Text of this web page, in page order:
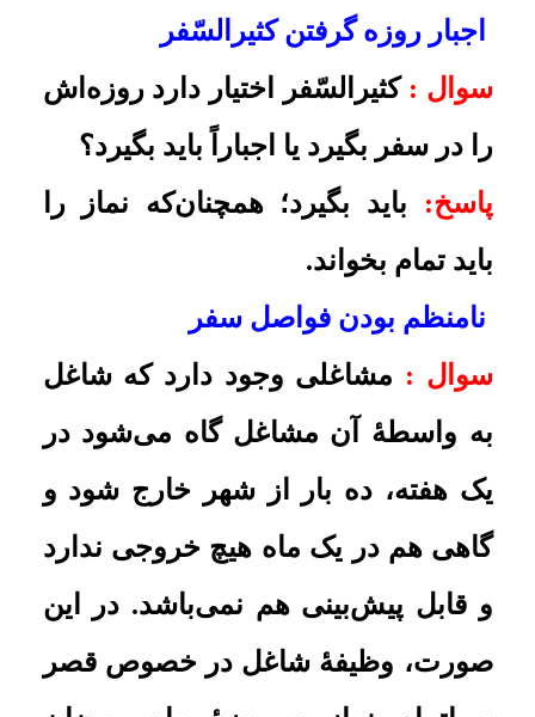
دارم و معمولاً هر هفته برای تفریح و
گردش با خانواده به آنجا می‌رویم. البته
در برخی موارد مثل زمان یخ‌بندان و
سرمای شدید به آنجا نمی‌رویم. در
ضمن، فاصل؟ شهر تا باغ بیش از چهار
فرسخ است. نماز و روزۀ ما در آنجا و
جاهای دیگر چگونه است؟
بگیرید.
وظیفۀ کثیرالسّفر فصلی در فصل
مسافرت
سوال :کسانی که به صورت فصلی
شغل در سفر دارند؛ مثلاً فقط تابستان
به مسافرت شغلی می‌روند، حکم نماز
و روزه‌شان در آن مواقع چیست؟
وظیفۀ کسی که یک ماه کثیرالسّفر
است
فردی تنها در مدت یک ماه کثیر